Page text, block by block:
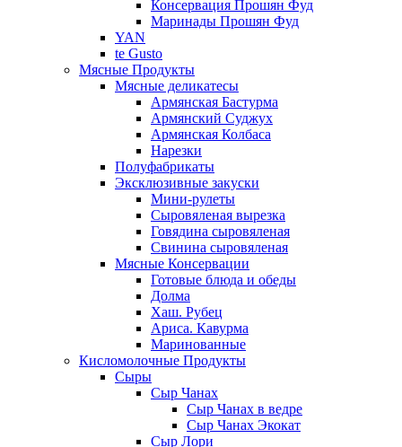
Консервация Прошян Фуд
Маринады Прошян Фуд
YAN
te Gusto
Мясные Продукты
Мясные деликатесы
Армянская Бастурма
Армянский Суджух
Армянская Колбаса
Нарезки
Полуфабрикаты
Эксклюзивные закуски
Мини-рулеты
Сыровяленая вырезка
Говядина сыровяленая
Свинина сыровяленая
Мясные Консервации
Готовые блюда и обеды
Долма
Хаш. Рубец
Ариса. Кавурма
Маринованные
Кисломолочные Продукты
Сыры
Сыр Чанах
Сыр Чанах в ведре
Сыр Чанах Экокат
Сыр Лори